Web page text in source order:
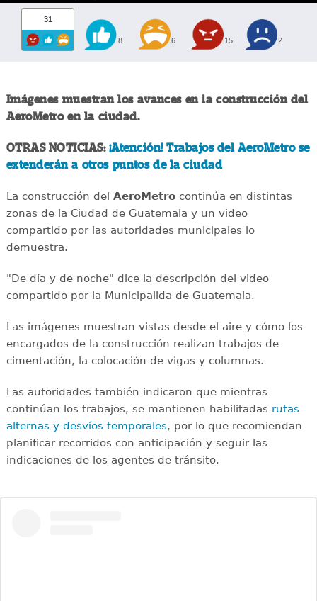
31
8 6 15 2
Imágenes muestran los avances en la construcción del
AeroMetro en la ciudad.
OTRAS NOTICIAS: ¡Atención! Trabajos del AeroMetro se
extenderán a otros puntos de la ciudad
La construcción del AeroMetrocontinúa en distintas
zonas de la Ciudad de Guatemala y un video
compartido por las autoridades municipales lo
demuestra.
"De día y de noche" dice la descripción del video
compartido por la Municipalida de Guatemala.
Las imágenes muestran vistas desde el aire y cómo los
encargados de la construcción realizan trabajos de
cimentación, la colocación de vigas y columnas.
Las autoridades también indicaron que mientras
continúan los trabajos, se mantienen habilitadas rutas
alternas y desvíos temporales, por lo que recomiendan
planificar recorridos con anticipación y seguir las
indicaciones de los agentes de tránsito.